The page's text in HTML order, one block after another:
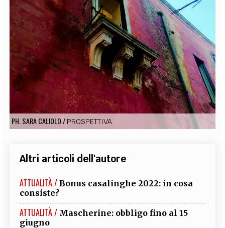
FOTOGRAFI PARTNER COLLABORA CON NOI
EXTRA
CODICI RUBRICHE LIBRI PROCEEDINGS PUBBLICITÀ CONTATTI
SOCIAL MEDIA
PH. SARA CALIOLO/ PROSPETTIVA
Altri articoli dell'autore
ATTUALITÀ / Bonus casalinghe 2022: in cosa
consiste?
ATTUALITÀ / Mascherine: obbligo fino al 15
giugno